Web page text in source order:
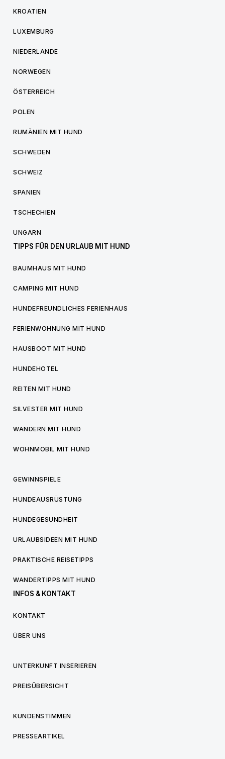
KROATIEN
LUXEMBURG
NIEDERLANDE
NORWEGEN
ÖSTERREICH
POLEN
RUMÄNIEN MIT HUND
SCHWEDEN
SCHWEIZ
SPANIEN
TSCHECHIEN
UNGARN
TIPPS FÜR DEN URLAUB MIT HUND
BAUMHAUS MIT HUND
CAMPING MIT HUND
HUNDEFREUNDLICHES FERIENHAUS
FERIENWOHNUNG MIT HUND
HAUSBOOT MIT HUND
HUNDEHOTEL
REITEN MIT HUND
SILVESTER MIT HUND
WANDERN MIT HUND
WOHNMOBIL MIT HUND
GEWINNSPIELE
HUNDEAUSRÜSTUNG
HUNDEGESUNDHEIT
URLAUBSIDEEN MIT HUND
PRAKTISCHE REISETIPPS
WANDERTIPPS MIT HUND
INFOS & KONTAKT
KONTAKT
ÜBER UNS
UNTERKUNFT INSERIEREN
PREISÜBERSICHT
KUNDENSTIMMEN
PRESSEARTIKEL